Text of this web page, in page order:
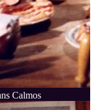
Calmos